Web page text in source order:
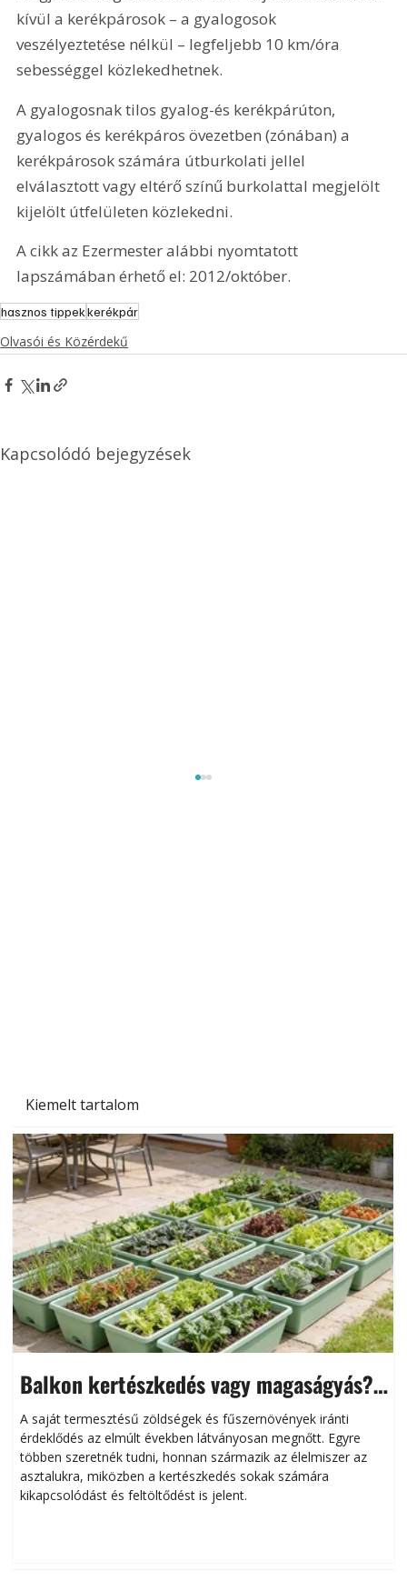
Kiemelt tartalom
Balkon kertészkedés vagy magaságyás?
Helytakarékos kertészkedés
A saját termesztésű zöldségek és fűszernövények iránti
érdeklődés az elmúlt években látványosan megnőtt. Egyre
többen szeretnék tudni, honnan származik az élelmiszer az
asztalukra, miközben a kertészkedés sokak számára
kikapcsolódást és feltöltődést is jelent.
kívül a kerékpárosok – a gyalogosok
veszélyeztetése nélkül – legfeljebb 10 km/óra
sebességgel közlekedhetnek.
A gyalogosnak tilos gyalog-és kerékpárúton,
gyalogos és kerékpáros övezetben (zónában) a
kerékpárosok számára útburkolati jellel
elválasztott vagy eltérő színű burkolattal megjelölt
kijelölt útfelületen közlekedni.
A cikk az Ezermester alábbi nyomtatott
lapszámában érhető el: 2012/október.
hasznos tippekkerékpár
Olvasói és Közérdekű
Kapcsolódó bejegyzések